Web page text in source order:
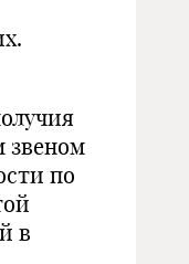
звеном
по
в